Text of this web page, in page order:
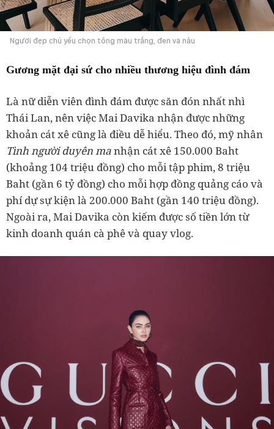
Người đẹp chủ yếu chọn tông màu trắng, đen và nâu
Gương mặt đại sứ cho nhiều thương hiệu đình đám
Là nữ diễn viên đình đám được săn đón nhất nhì
Thái Lan, nên việc Mai Davika nhận được những
khoản cát xê cũng là điều dễ hiểu. Theo đó, mỹ nhân
Tình người duyên manhận cát xê 150.000 Baht
(khoảng 104 triệu đồng) cho mỗi tập phim, 8 triệu
Baht (gần 6 tỷ đồng) cho mỗi hợp đồng quảng cáo và
phí dự sự kiện là 200.000 Baht (gần 140 triệu đồng).
Ngoài ra, Mai Davika còn kiếm được số tiền lớn từ
kinh doanh quán cà phê và quay vlog.